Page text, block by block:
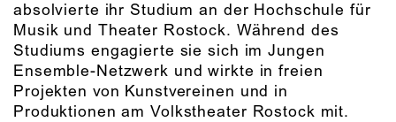
absolvierte ihr Studium an der Hochschule für
Musik und Theater Rostock. Während des
Studiums engagierte sie sich im Jungen
Ensemble-Netzwerk und wirkte in freien
Projekten von Kunstvereinen und in
Produktionen am Volkstheater Rostock mit.